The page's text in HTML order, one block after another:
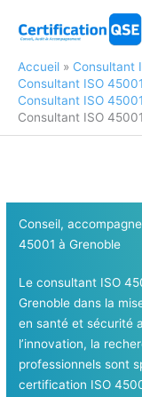
Accueil
Consultant
Consultant ISO
Consultant ISO
Consultant ISO
Conseil,
45001 à Grenoble
Le consultant ISO
Grenoble dans la
en santé et sécurité
l’innovation, la
professionnels sont
certification ISO